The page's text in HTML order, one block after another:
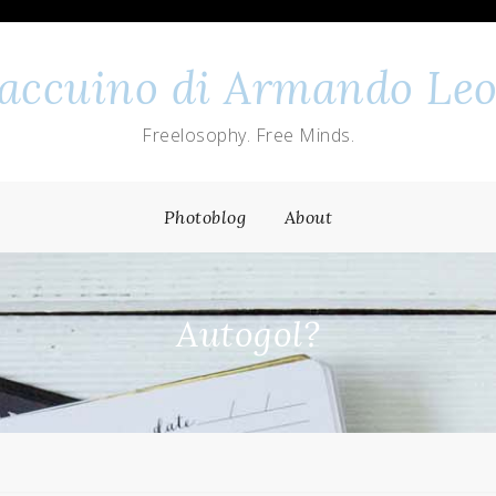
di Armando
Freelosophy. Free Minds.
Photoblog About
Autogol?